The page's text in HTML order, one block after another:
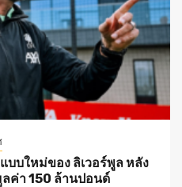
บบใหม่ของ ลิเวอร์พูล หลัง
ค่า 150 ล้านปอนด์